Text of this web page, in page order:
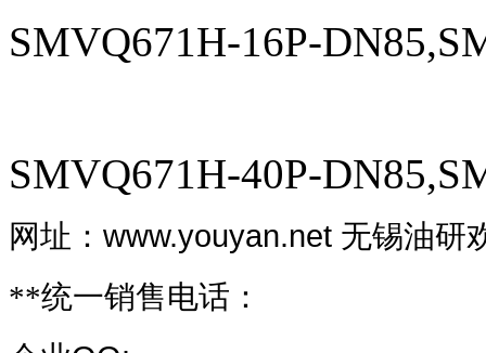
SMVQ671H-16P-
SMVQ671H-40P-
网址： www.youyan.net 无锡油研
**统一销售电话：